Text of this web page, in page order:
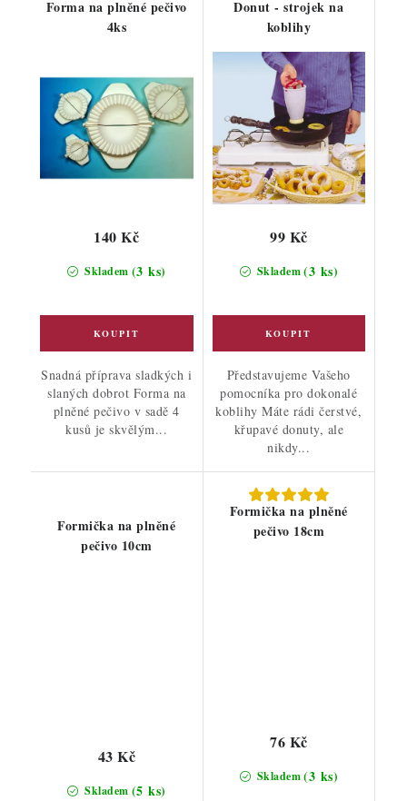
Forma na plněné pečivo
4ks
Skladem (3 ks)
140 Kč
Snadná příprava sladkých i
slaných dobrot Forma na
plněné pečivo v sadě 4
kusů je skvělým...
Donut - strojek na
koblihy
Skladem(3 ks)
99 Kč
Představujeme Vašeho
pomocníka pro dokonalé
koblihy Máte rádi čerstvé,
křupavé donuty, ale
nikdy...
Formička na plněné
pečivo 10cm
Skladem (5 ks)
43 Kč
Formička na plněné
pečivo 18cm
Skladem(3 ks)
76 Kč